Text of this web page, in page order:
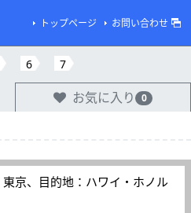
トップページ お問い合わせ
6 7
お気に入り 0
東京、目的地：ハワイ・ホノル